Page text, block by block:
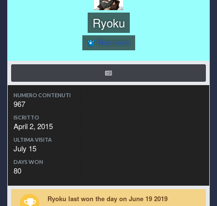
Ryoku
Recensore
NUMERO CONTENUTI
967
ISCRITTO
April 2, 2015
ULTIMA VISITA
July 15
DAYS WON
80
Ryoku last won the day on June 19 2019